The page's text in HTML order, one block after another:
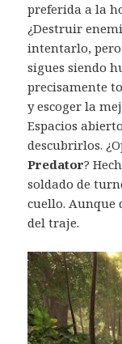
preferida a la
¿Destruir
intentarlo, pero
sigues siendo
precisamente
y escoger la
Espacios
descubrirlos.
Predator?
soldado de
cuello. Aunque
del traje.